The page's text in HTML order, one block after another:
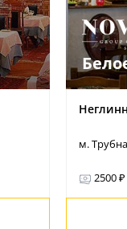
м.
2500 ₽